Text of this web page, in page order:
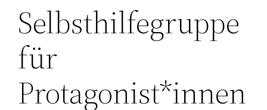
Selbsthilfegruppe
für
Protagonist*innen